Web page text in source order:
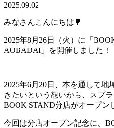
2025.09.02
みなさんこんにちは🌳
2025年8月26日（火）に「
AOBADAI」を開催しました！
2025年6月20日、本を通して
きたいという想いから、スプ
BOOK STAND分店がオープン
今回は分店オープン記念に、